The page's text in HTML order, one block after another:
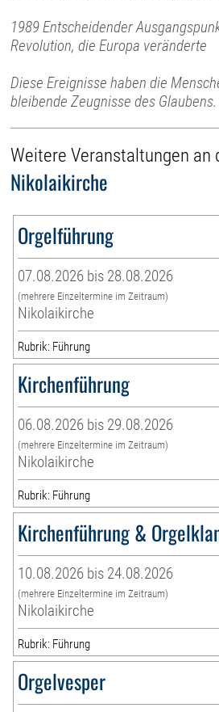
1989 Entscheidender
Revolution, die Europa veränderte
Diese Ereignisse haben die
bleibende Zeugnisse des Glaubens.
Weitere Veranstaltungen an
Nikolaikirche
Orgelführung
07.08.2026 bis 28.08.2026
(mehrere Einzeltermine im Zeitraum)
Nikolaikirche
Rubrik: Führung
Kirchenführung
06.08.2026 bis 29.08.2026
(mehrere Einzeltermine im Zeitraum)
Nikolaikirche
Rubrik: Führung
Kirchenführung &
10.08.2026 bis 24.08.2026
(mehrere Einzeltermine im Zeitraum)
Nikolaikirche
Rubrik: Führung
Orgelvesper